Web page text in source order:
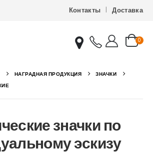
Контакты Доставка
0
НАГРАДНАЯ ПРОДУКЦИЯ
ЗНАЧКИ
значки по
эскизу